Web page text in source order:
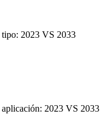
tipo: 2023 VS 2033
aplicación: 2023 VS 2033